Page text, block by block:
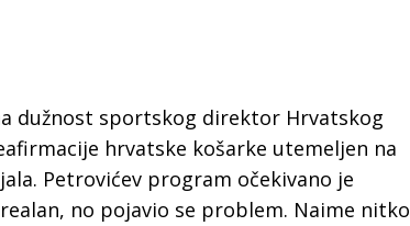
dužnost sportskog direktor Hrvatskog
hrvatske košarke utemeljen na
Petrovićev program očekivano je
no pojavio se problem. Naime nitko